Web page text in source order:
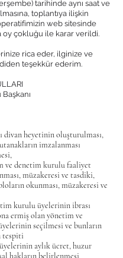
tarihinde aynı saat ve
toplantıya ilişkin
web sitesinde
oy çokluğu ile karar verildi.
rica eder, ilginize ve
teşekkür ederim.
divan heyetinin oluşturulması,
imzalanması
ve denetim kurulu faaliyet
müzakeresi ve tasdiki,
okunması, müzakeresi ve
kurulu üyelerinin ibrası
ermiş olan yönetim ve
seçilmesi ve bunların
tespiti
aylık ücret, huzur
hakların belirlenmesi